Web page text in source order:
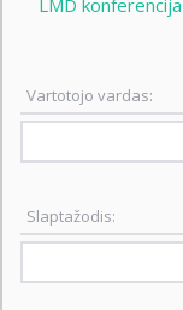
LMD konferencija
Vartotojo vardas:
Slaptažodis: